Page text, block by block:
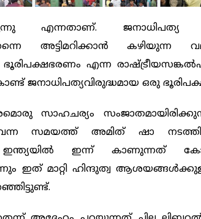
എന്നതാണ്. ജനാധിപത്യ
അട്ടിമറിക്കാന്‍
ഭൂരിപക്ഷഭരണം എന്ന
ജനാധിപത്യവിരുദ്ധമായ ഒരു
സാഹചര്യം
സമയത്ത് അമിത് ഷാ
ഇന്ത്യയില്‍ ഇന്ന് കാണുന്നത്
ഇത് മാറ്റി ഹിന്ദുത്വ